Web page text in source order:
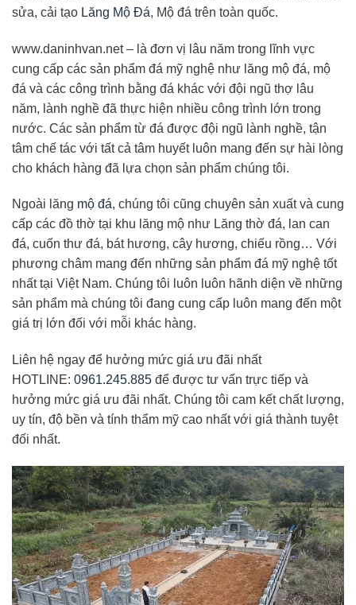
sửa, cải tạo Lăng Mộ Đá, Mộ đá trên toàn quốc.
www.daninhvan.net – là đơn vị lâu năm trong lĩnh vực
cung cấp các sản phẩm đá mỹ nghệ như lăng mộ đá, mộ
đá và các công trình bằng đá khác với đội ngũ thợ lâu
năm, lành nghề đã thực hiện nhiều công trình lớn trong
nước. Các sản phẩm từ đá được đội ngũ lành nghề, tận
tâm chế tác với tất cả tâm huyết luôn mang đến sự hài lòng
cho khách hàng đã lựa chọn sản phẩm chúng tôi.
Ngoài lăng mộ đá, chúng tôi cũng chuyên sản xuất và cung
cấp các đồ thờ tại khu lăng mộ như Lăng thờ đá, lan can
đá, cuốn thư đá, bát hương, cây hương, chiếu rồng… Với
phương châm mang đến những sản phẩm đá mỹ nghệ tốt
nhất tại Việt Nam. Chúng tôi luôn luôn hãnh diện về những
sản phẩm mà chúng tôi đang cung cấp luôn mang đến một
giá trị lớn đối với mỗi khác hàng.
Liên hệ ngay để hưởng mức giá ưu đãi nhất
HOTLINE: 0961.245.885 để được tư vấn trực tiếp và
hưởng mức giá ưu đãi nhất. Chúng tôi cam kết chất lượng,
uy tín, độ bền và tính thẩm mỹ cao nhất với giá thành tuyệt
đối nhất.